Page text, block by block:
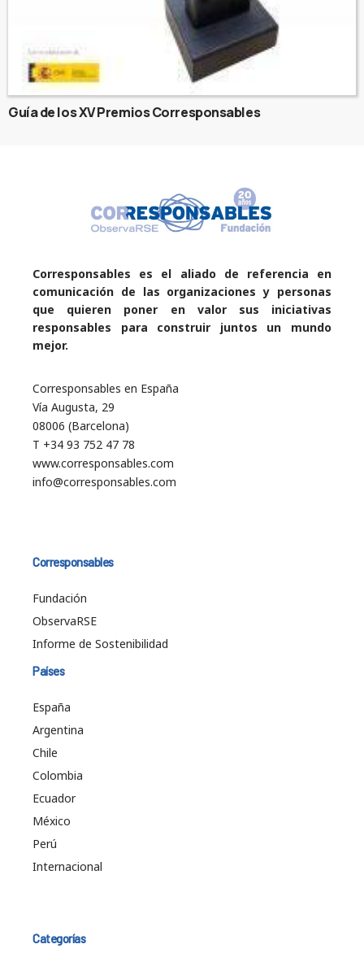
Guía de los XV Premios Corresponsables
Corresponsables es el aliado de referencia en
comunicación de las organizaciones y personas
que quieren poner en valor sus iniciativas
responsables para construir juntos un mundo
mejor.
Corresponsables en España
Vía Augusta, 29
08006 (Barcelona)
T +34 93 752 47 78
www.corresponsables.com
info@corresponsables.com
Corresponsables
Fundación
ObservaRSE
Informe de Sostenibilidad
Países
España
Argentina
Chile
Colombia
Ecuador
México
Perú
Internacional
Categorías